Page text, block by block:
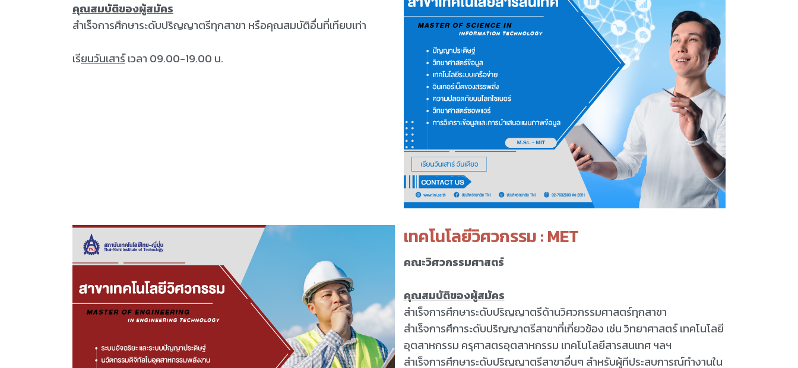
คุณสมบัติของผู้สมัคร
สำเร็จการศึกษาระดับปริญญาตรีทุกสาขา หรือคุณสมบัติอื่นที่เทียบเท่า
เรียนวันเสาร์เวลา 09.00-19.00 น.
เทคโนโลยีวิศวกรรม : MET
คณะวิศวกรรมศาสตร์
คุณสมบัติของผู้สมัคร
สำเร็จการศึกษาระดับปริญญาตรีด้านวิศวกรรมศาสตร์ทุกสาขา
สำเร็จการศึการะดับปริญญาตรีสาขาที่เกี่ยวข้อง เช่น วิทยาศาสตร์ เทคโนโลยี
อุตสาหกรรม ครุศาสตรอุตสาหกรรม เทคโนโลยีสารสนเทศ ฯลฯ
สำเร็จการศึกษาระดับปริญญาตรีสาขาอื่นๆ สำหรับผู้ทีประสบการณ์ทำงานใน